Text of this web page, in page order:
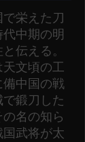
栄えた刀
中期の明
伝える。
文頃の工
備中国の戦
鍛刀した
名の知ら
武将が太